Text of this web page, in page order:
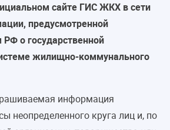
сайте ГИС ЖКХ в сети
предусмотренной
о государственной
жилищно-коммунального
информация
неопределенного круга лиц и, по